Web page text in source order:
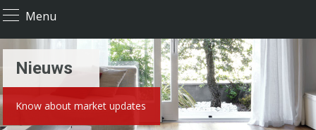
Menu
Nieuws
Know about market updates